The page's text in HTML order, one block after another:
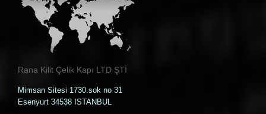
Rana Kilit Çelik Kapı LTD ŞTİ
Mimsan Sitesi 1730.sok no 31
Esenyurt 34538 ISTANBUL